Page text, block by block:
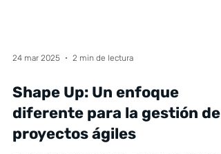
24 mar 2025 2 min de lectura
Shape Up: Un enfoque
diferente para la gestión de